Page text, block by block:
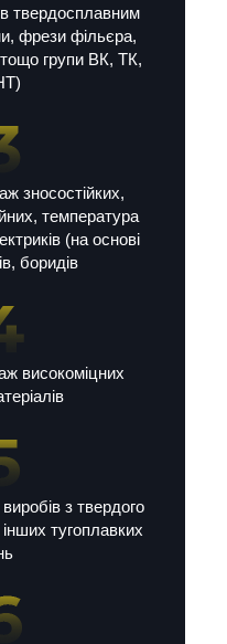
твердосплавним
фрези фільєра,
групи ВК, ТК,
зносостійких,
температура
(на основі
боридів
високоміцних
з твердого
тугоплавких